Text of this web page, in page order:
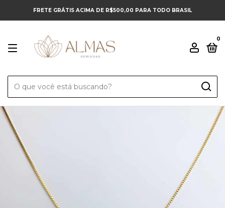
FRETE GRÁTIS ACIMA DE R$500,00 PARA TODO BRASIL
0